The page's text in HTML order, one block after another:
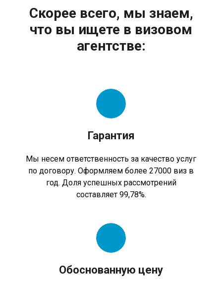
Скорее всего, мы знаем,
что вы ищете в визовом
агентстве:
Гарантия
Мы несем ответственность за качество услуг
по договору. Оформляем более 27000 виз в
год. Доля успешных рассмотрений
составляет 99,78%.
Обоснованную цену